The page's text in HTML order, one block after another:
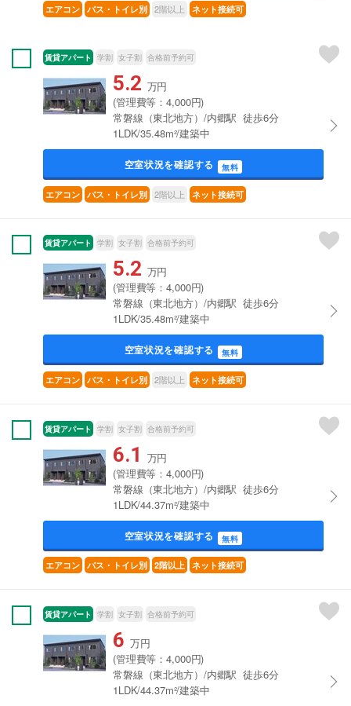
エアコン バス・トイレ別 2階以上 ネット接続可
賃貸アパート 学割 女子割 合格前予約可
5.2 万円
(管理費等：4,000円)
常磐線（東北地方）/内郷駅 徒歩6分
1LDK/35.48m²/建築中
空室状況を確認する 無料
エアコン バス・トイレ別 2階以上 ネット接続可
賃貸アパート 学割 女子割 合格前予約可
5.2 万円
(管理費等：4,000円)
常磐線（東北地方）/内郷駅 徒歩6分
1LDK/35.48m²/建築中
空室状況を確認する 無料
エアコン バス・トイレ別 2階以上 ネット接続可
賃貸アパート 学割 女子割 合格前予約可
6.1 万円
(管理費等：4,000円)
常磐線（東北地方）/内郷駅 徒歩6分
1LDK/44.37m²/建築中
空室状況を確認する 無料
エアコン バス・トイレ別 2階以上 ネット接続可
賃貸アパート 学割 女子割 合格前予約可
6 万円
(管理費等：4,000円)
常磐線（東北地方）/内郷駅 徒歩6分
1LDK/44.37m²/建築中